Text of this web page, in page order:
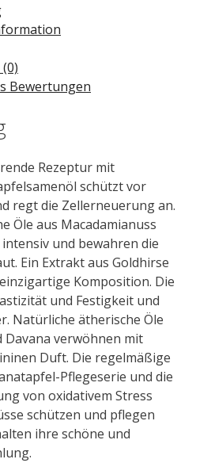
Bewertungen
Rezeptur mit
schützt vor
regt die Zellerneuerung an.
Öle aus Macadamianuss
und bewahren die
Ein Extrakt aus Goldhirse
Komposition. Die
und Festigkeit und
Natürliche ätherische Öle
Davana verwöhnen mit
Duft. Die regelmäßige
Pflegeserie und die
von oxidativem Stress
schützen und pflegen
ihre schöne und